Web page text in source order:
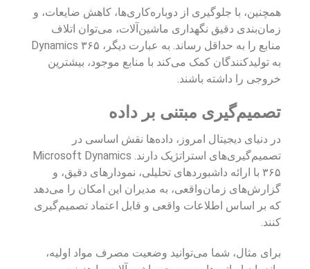
همچنین، با جلوگیری از دوباره‌کاری‌ها، کاهش ضایعات، و
زمان‌بندی دقیق نگهداری ماشین‌آلات، می‌توان اتلاف
منابع را به حداقل رساند. به عبارت دیگر، Dynamics ۳۶۵
به تولیدکنندگان کمک می‌کند با منابع موجود، بیشترین
خروجی را داشته باشند.
تصمیم‌گیری مبتنی بر داده
در دنیای دیجیتال امروز، داده‌ها نقش اساسی در
تصمیم‌گیری‌های استراتژیک دارند. Microsoft Dynamics
۳۶۵ با ارائه داشبوردهای تحلیلی، نمودارهای دقیق، و
گزارش‌های زمان‌واقعی، به مدیران این امکان را می‌دهد
که بر اساس اطلاعات واقعی و قابل اعتماد تصمیم‌گیری
کنند.
برای مثال، شما می‌توانید وضعیت مصرف مواد اولیه،